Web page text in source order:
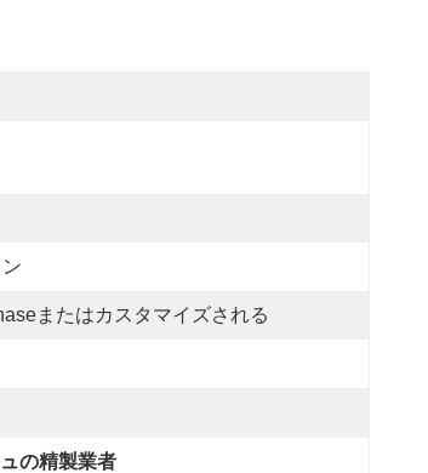
またはカスタマイズされる
の精製業者